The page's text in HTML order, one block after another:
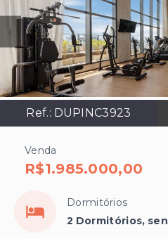
Ref.: DUPINC3923
Venda
R$1.985.000,00
Dormitórios
2 Dormitórios,